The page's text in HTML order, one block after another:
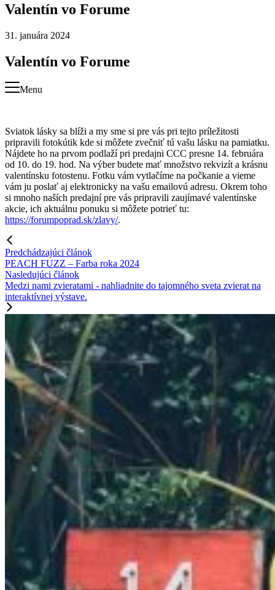
Valentín vo Forume
31. januára 2024
Valentín vo Forume
Menu
Sviatok lásky sa blíži a my sme si pre vás pri tejto príležitosti
pripravili fotokútik kde si môžete zvečniť tú vašu lásku na pamiatku.
Nájdete ho na prvom podlaží pri predajni CCC presne 14. februára
od 10. do 19. hod. Na výber budete mať množstvo rekvizít a krásnu
valentínsku fotostenu. Fotku vám vytlačíme na počkanie a vieme
vám ju poslať aj elektronicky na vašu emailovú adresu. Okrem toho
si mnoho naších predajní pre vás pripravili zaujímavé valentínske
akcie, ich aktuálnu ponuku si môžete potrieť tu:
https://forumpoprad.sk/zlavy/.
Predchádzajúci článok
PEACH FUZZ – Farba roka 2024
Nasledujúci článok
Medzi nami zvieratami - nahliadnite do tajomného sveta zvierat na
interaktívnej výstave.